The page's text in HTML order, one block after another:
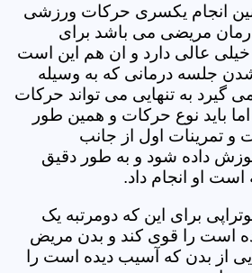
انجام یکسری حرکات ورزشی
مریضی می باشد برای
خیلی عالی دارد و ان هم این است
شدن جلسه درمانی که به وسیله
گیرد به تنهایی می تواند حرکات
اما باید نوع حرکات و همین طور
و تمرینات اول از جانب
داده شود و به طور دقیق
او انجام داد.
برای این که دومرتبه یک
را قوی کند و بدن مریض
از بدن که آسیب دیده است را